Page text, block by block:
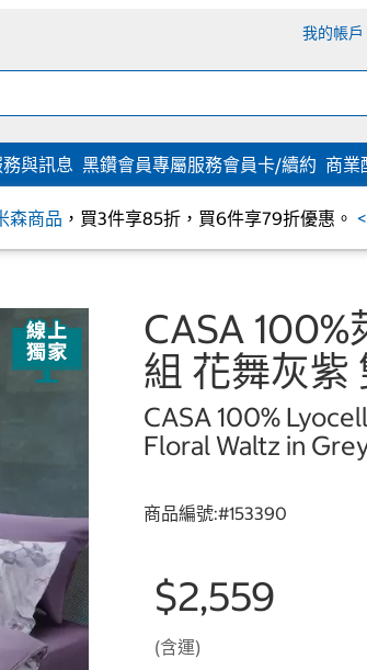
我的帳戶
與訊息 黑鑽會員專屬服務會員卡/續約 商業
森商品 ，買3件享85折，買6件享79折優惠。
CASA
組 花舞灰紫
CASA 100%
Floral Waltz in
商品編號:#153390
$2,559
(含運)